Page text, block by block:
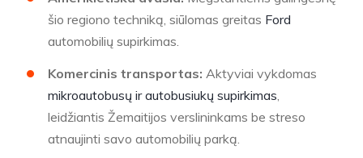
šio regiono techniką, siūlomas greitas Ford
automobilių supirkimas.
Komercinis transportas: Aktyviai vykdomas
mikroautobusų ir autobusiukų supirkimas,
leidžiantis Žemaitijos verslininkams be streso
atnaujinti savo automobilių parką.